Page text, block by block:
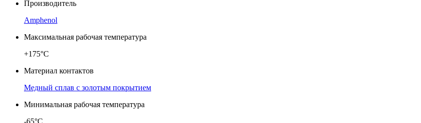
Производитель
Amphenol
Максимальная рабочая температура
+175°C
Материал контактов
Медный сплав с золотым покрытием
Минимальная рабочая температура
-65°C